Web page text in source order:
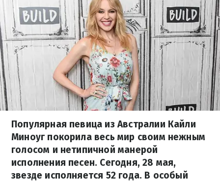
Популярная певица из Австралии Кайли
Миноуг покорила весь мир своим нежным
голосом и нетипичной манерой
исполнения песен. Сегодня, 28 мая,
звезде исполняется 52 года. В особый